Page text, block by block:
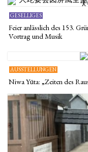
GESELLIGES
Feier anlässlich des 153.
Vortrag und Musik
AUSSTELLUNGEN
Niwa Yūta: „Zeiten des